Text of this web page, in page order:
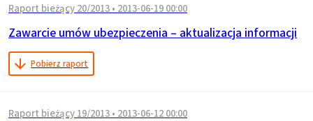
Raport bieżący 20/2013 • 2013-06-19 00:00
Zawarcie umów ubezpieczenia – aktualizacja informacji
Pobierz raport
Raport bieżący 19/2013 • 2013-06-12 00:00